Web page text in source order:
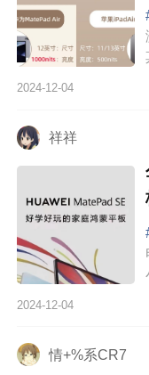
2024-12-04
祥祥
2024-12-04
情+%系CR7